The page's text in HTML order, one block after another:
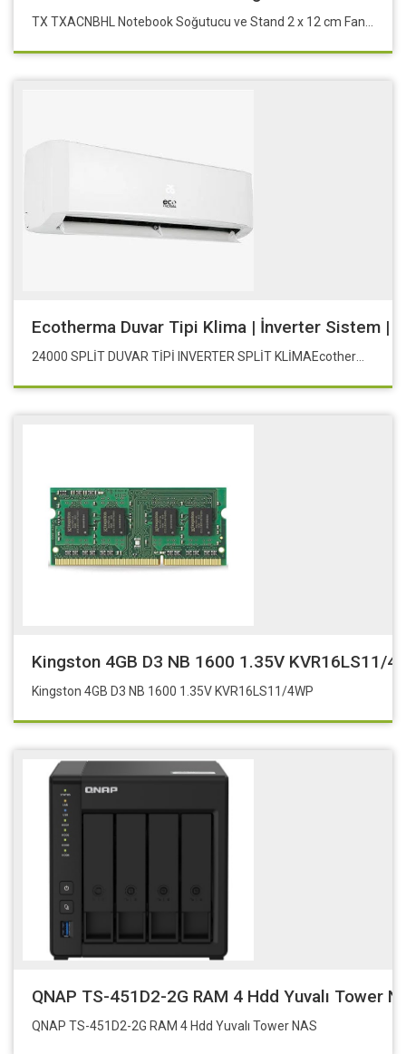
Ecotherma Duvar Tipi Klima | İnverter Sistem |
Kingston 4GB D3 NB 1600 1.35V KVR16LS11/
Kingston 4GB D3 NB 1600 1.35V KVR16LS11/4WP
QNAP TS-451D2-2G RAM 4 Hdd Yuvalı Tower
QNAP TS-451D2-2G RAM 4 Hdd Yuvalı Tower NAS